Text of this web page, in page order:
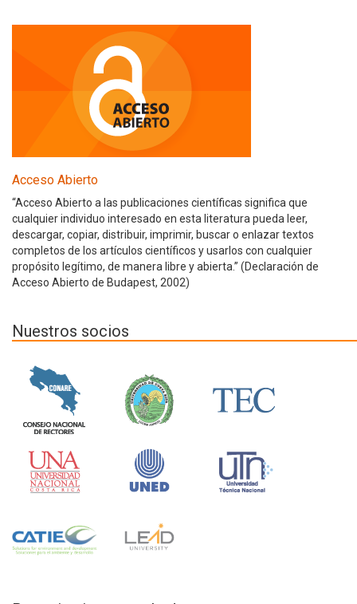
Acceso Abierto
“Acceso Abierto a las publicaciones científicas significa que
cualquier individuo interesado en esta literatura pueda leer,
descargar, copiar, distribuir, imprimir, buscar o enlazar textos
completos de los artículos científicos y usarlos con cualquier
propósito legítimo, de manera libre y abierta.” (Declaración de
Acceso Abierto de Budapest, 2002)
Nuestros socios